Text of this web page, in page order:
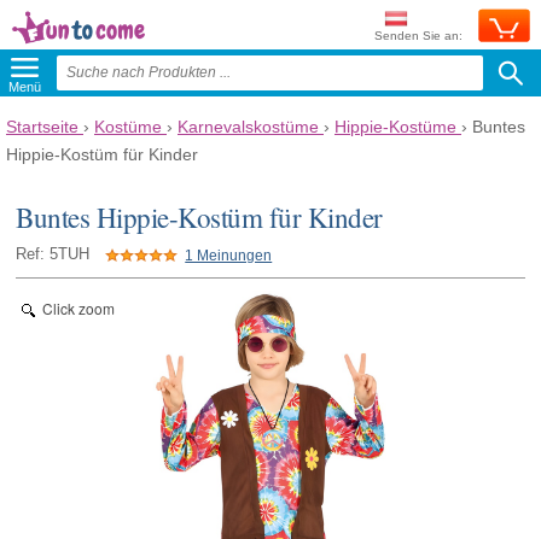
Senden Sie an:
Menü
Startseite › Kostüme › Karnevalskostüme › Hippie-Kostüme › Buntes
Hippie-Kostüm für Kinder
Buntes Hippie-Kostüm für Kinder
Ref: 5TUH 1 Meinungen
Click zoom